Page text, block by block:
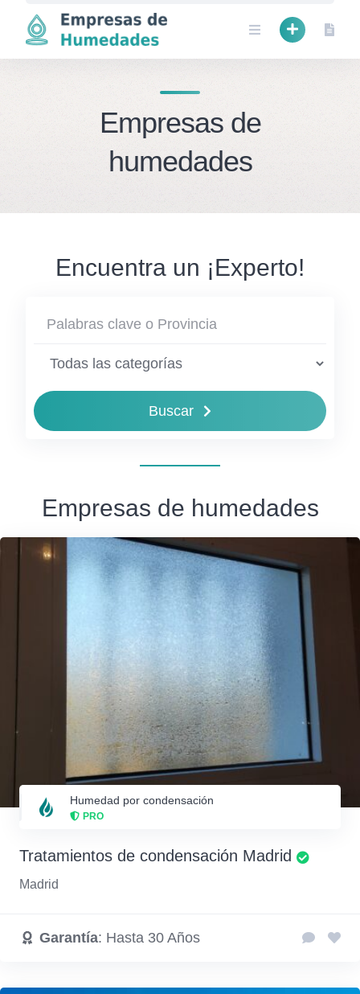
content
Empresas de
humedades
Encuentra un ¡Experto!
Buscar
Empresas de humedades
Humedad por condensación
PRO
Tratamientos de condensación Madrid
Madrid
Garantía: Hasta 30 Años